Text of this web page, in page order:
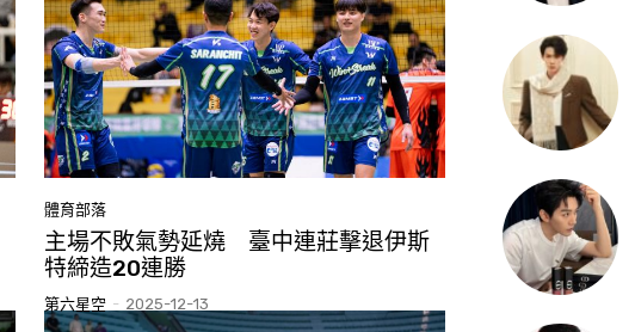
體育部落
主場不敗氣勢延燒 臺中連莊擊退伊斯
特締造20連勝
第六星空 - 2025-12-13